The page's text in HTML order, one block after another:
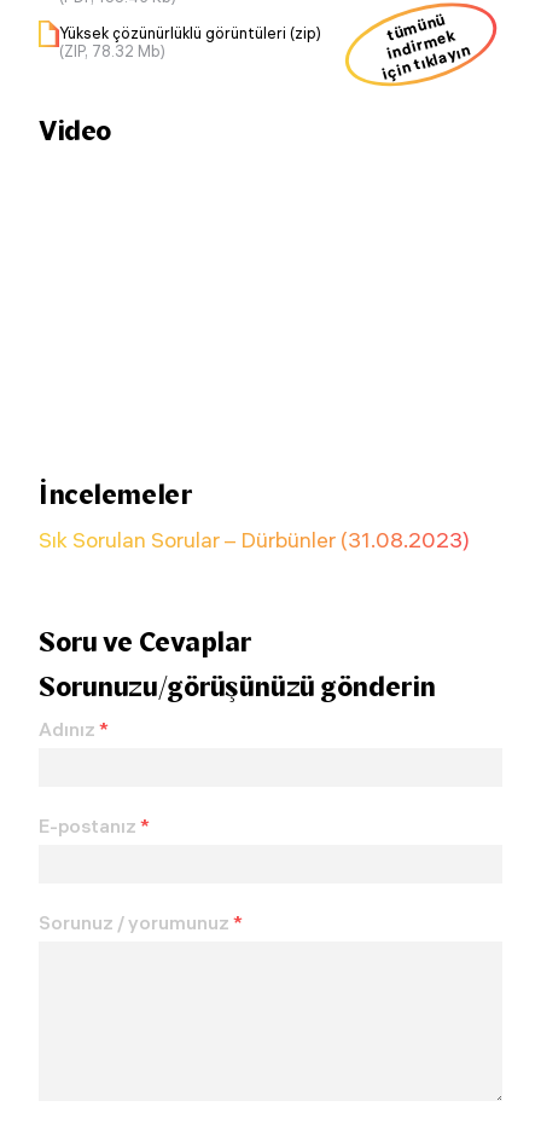
Yüksek çözünürlüklü görüntüleri (zip)
(ZIP, 78.32 Mb)
t
ü
m
ü
n
ü
i
n
dir
m
ek
için tıklayın
Video
İncelemeler
Sık Sorulan Sorular – Dürbünler (31.08.2023)
Soru ve Cevaplar
Sorunuzu/görüşünüzü gönderin
Adınız *
E-postanız *
Sorunuz / yorumunuz *